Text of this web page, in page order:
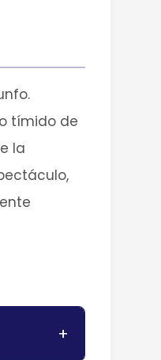
tímido de
la